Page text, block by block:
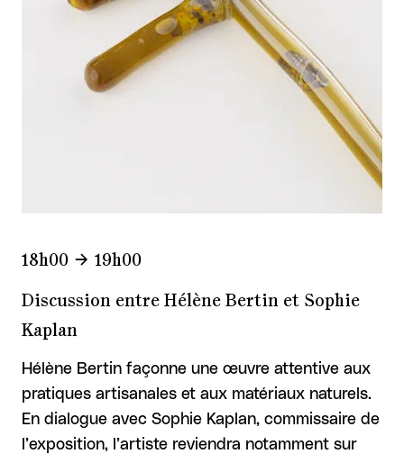
Discussion entre Hélène Bertin et Sophie
Kaplan
18h00 19h00
Hélène Bertin façonne une œuvre attentive aux
pratiques artisanales et aux matériaux naturels.
En dialogue avec Sophie Kaplan, commissaire de
l’exposition, l’artiste reviendra notamment sur